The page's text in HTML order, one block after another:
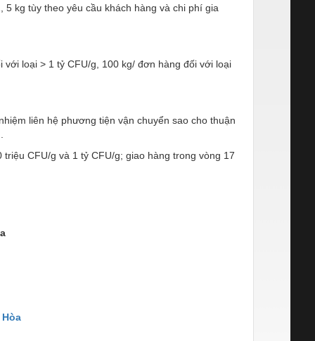
kg tùy theo yêu cầu khách hàng và chi phí gia
loại > 1 tỷ CFU/g, 100 kg/ đơn hàng đối với loại
liên hệ phương tiện vận chuyển sao cho thuận
CFU/g và 1 tỷ CFU/g; giao hàng trong vòng 17